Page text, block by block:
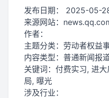
发布日期： 2025-05-
来源网站：
作者：
主题分类： 劳动者权益
内容类型： 普通新闻报
关键词： 付费实习, 进
局, 曝光
涉及行业：